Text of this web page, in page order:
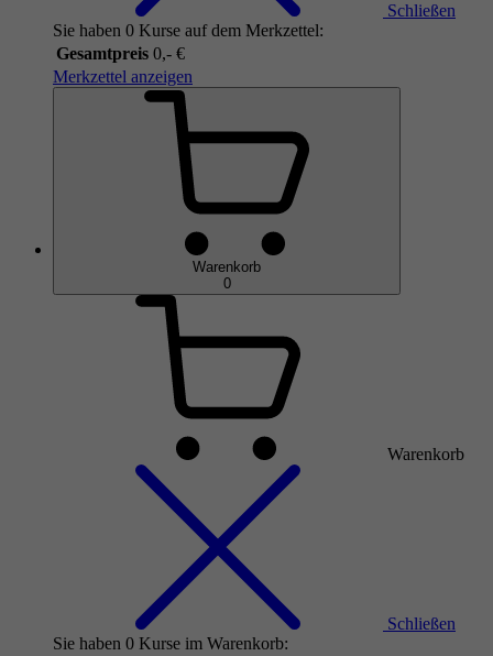
Schließen
Sie haben 0 Kurse auf dem Merkzettel:
Gesamtpreis 0,- €
Merkzettel anzeigen
Warenkorb
0
Warenkorb
Schließen
Sie haben 0 Kurse im Warenkorb: